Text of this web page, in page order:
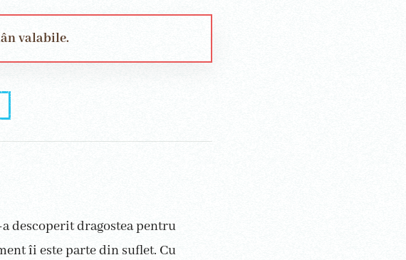
valabile.
descoperit dragostea pentru
îi este parte din suflet. Cu